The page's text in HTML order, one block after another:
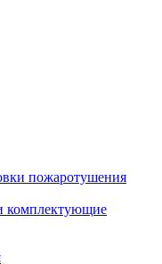
пожаротушения
комплектующие